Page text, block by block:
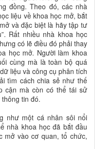
đồng. Theo đó, các nhà
liệu về khoa học mở, bắt
và đặc biệt là hãy tập tư
Rất nhiều nhà khoa học
có lẽ điều đó phải thay
học mở. Người làm khoa
cùng mà là toàn bộ quá
liệu và công cụ phân tích
tìm cách chia sẻ như thế
cận mà còn có thể tái sử
tin đó.
như một cá nhân sôi nổi
nhà khoa học đã bắt đầu
mở vào cơ quan, tổ chức,